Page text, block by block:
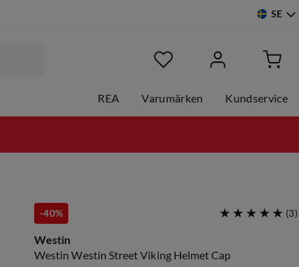
SE
REA Varumärken Kundservice
-40% (3)
Westin
Westin Westin Street Viking Helmet Cap